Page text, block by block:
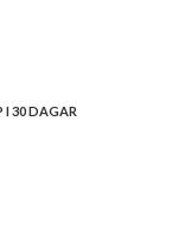
I 30 DAGAR